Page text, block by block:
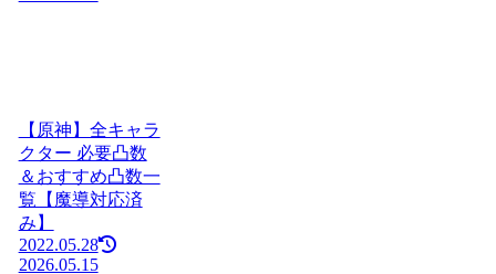
【原神】全キャラ
クター 必要凸数
＆おすすめ凸数一
覧【魔導対応済
み】
2022.05.28
2026.05.15